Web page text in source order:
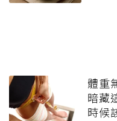
體重
暗藏
時候